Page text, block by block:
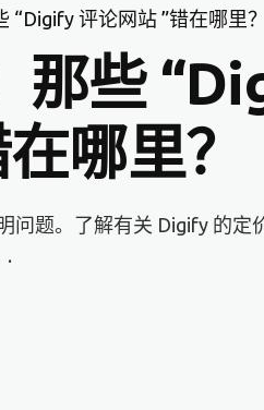
“Digify 评论网站 ”错在哪里？
那些
哪里？
问题。了解有关 Digify 的定
.